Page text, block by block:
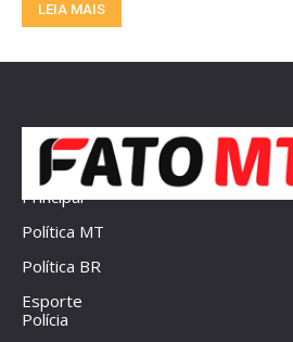
LEIA MAIS
Principal
Política MT
Política BR
Esporte
Polícia